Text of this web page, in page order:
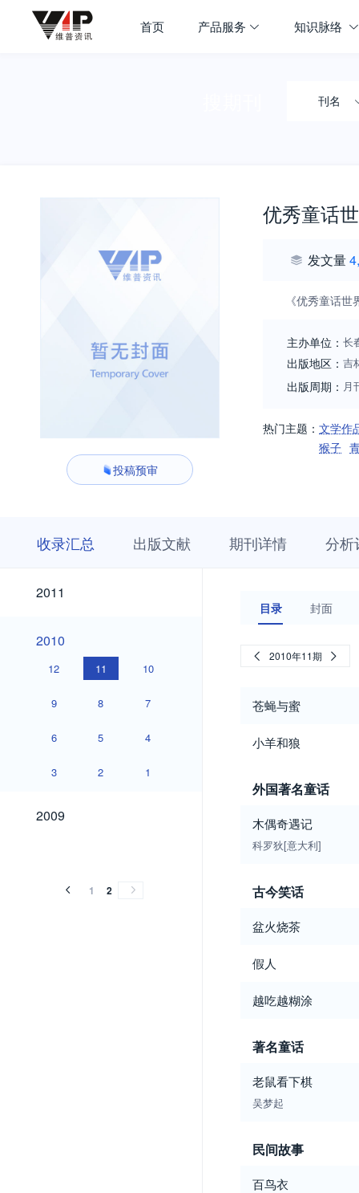
首页 产品服务 知识脉络
刊名
投稿预审
优秀童话
发文量
《优秀童话
主办单位： 长
出版地区： 吉
出版周期： 月
热门主题： 文学作
猴子
收录汇总 出版文献 期刊详情 分析
2011
2011
2010
2010
12 11 10
9 8 7
6 5 4
3 2 1
2009
2009
1 2
目录 封面
2010年11期
苍蝇与蜜
小羊和狼
外国著名童话
木偶奇遇记
科罗狄[意大利]
古今笑话
盆火烧茶
假人
越吃越糊涂
著名童话
老鼠看下棋
吴梦起
民间故事
百鸟衣